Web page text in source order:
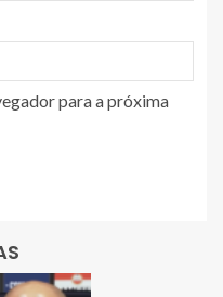
para a próxima